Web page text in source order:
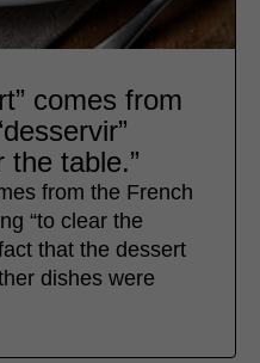
comes from
the table.”
from the French
“to clear the
that the dessert
dishes were